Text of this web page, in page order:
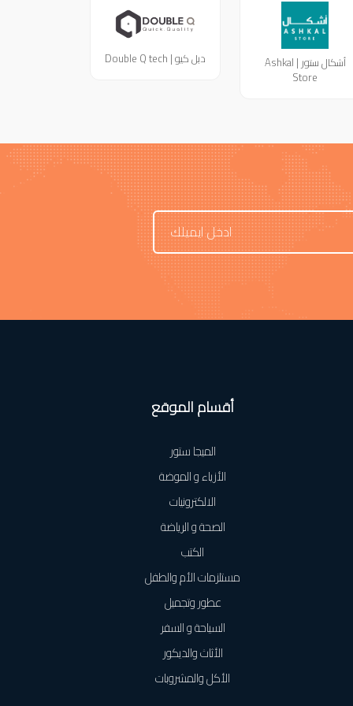
أشكال ستور | Ashkal
Store
دبل كيو | Double Q tech
أقسام الموقع
الميجا ستور
الأزياء و الموضة
الالكترونيات
الصحة و الرياضة
الكتب
مستلزمات الأم والطفل
عطور وتجميل
السياحة و السفر
الأثاث والديكور
الأكل والمشروبات